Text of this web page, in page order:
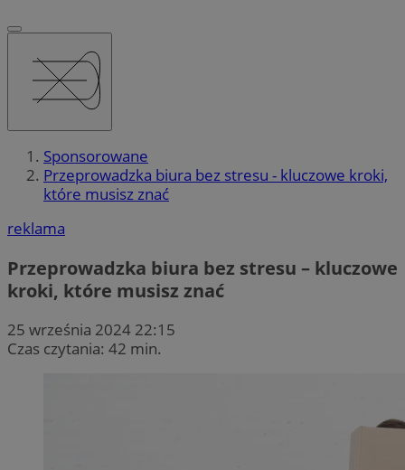
Sponsorowane
Przeprowadzka biura bez stresu - kluczowe kroki,
które musisz znać
reklama
Przeprowadzka biura bez stresu – kluczowe
kroki, które musisz znać
25 września 2024 22:15
Czas czytania: 42 min.